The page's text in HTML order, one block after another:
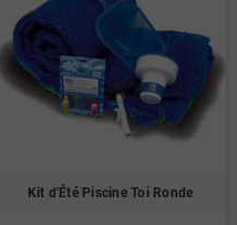
Kit d'Été Piscine Toi Ronde